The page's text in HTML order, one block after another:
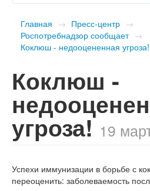
Главная → Пресс-центр →
Роспотребнадзор сообщает →
​Коклюш - недооцененная угроза!
​Коклюш -
угроза! 19
Успехи иммунизации в борьбе с
переоценить: заболеваемость